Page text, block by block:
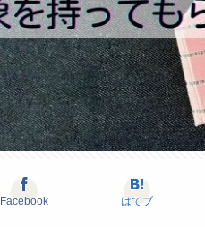
Facebook はてブ